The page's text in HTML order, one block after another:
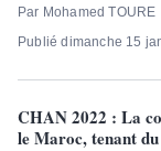
Par Mohamed TOURE
Publié dimanche 15
CHAN 2022 : La
le Maroc, tenant